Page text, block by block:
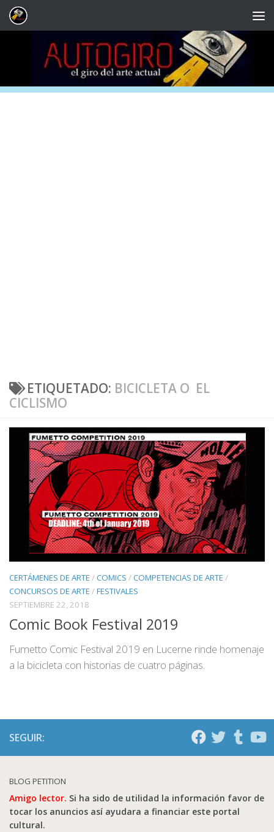
Saltar al contenido
ETIQUETADO: BICICLETA O EL
CICLISMO
CERTÁMENES DE ARTE /COMICS /COMPETENCIAS DE ARTE /
CONCURSOS DE ARTE /FESTIVALES
SEPTIEMBRE 22, 2018
Comic Book Festival 2019
Fumetto Comic Festival 2019 en Lucerne rinde homenaje
a la bicicleta con historias de cuatro páginas.
SEGUIR:
BLOG PETITION
Amigo lector. Si ha sido de utilidad la información favor de
tocar los anuncios así ayudara a financiar este portal
cultural.